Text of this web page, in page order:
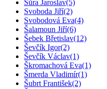
Sůra Jaroslav(5)
Svoboda Jiří(2)
Svobodová Eva(4)
Šalamoun Jiří(6)
Šebek Břetislav(12)
Ševčík Igor(2)
Ševčík Václav(1)
Škromachová Eva(1)
Šmerda Vladimír(1)
Šubrt František(2)